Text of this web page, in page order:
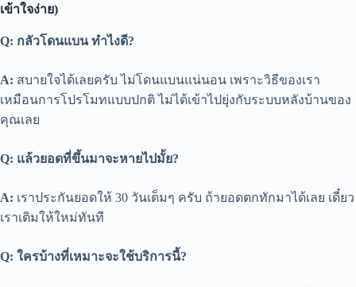
เข้าใจง่าย)
Q: กลัวโดนแบน ทำไงดี?
A: สบายใจได้เลยครับ ไม่โดนแบนแน่นอน เพราะวิธีของเรา
เหมือนการโปรโมทแบบปกติ ไม่ได้เข้าไปยุ่งกับระบบหลังบ้านของ
คุณเลย
Q: แล้วยอดที่ขึ้นมาจะหายไปมั้ย?
A: เราประกันยอดให้ 30 วันเต็มๆ ครับ ถ้ายอดตกทักมาได้เลย เดี๋ยว
เราเติมให้ใหม่ทันที
Q: ใครบ้างที่เหมาะจะใช้บริการนี้?